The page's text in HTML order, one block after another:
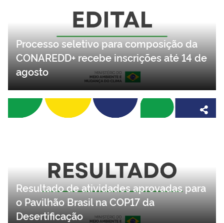
Processo seletivo para composição da
CONAREDD+ recebe inscrições até 14 de
agosto
Resultado de atividades aprovadas para
o Pavilhão Brasil na COP17 da
Desertificação